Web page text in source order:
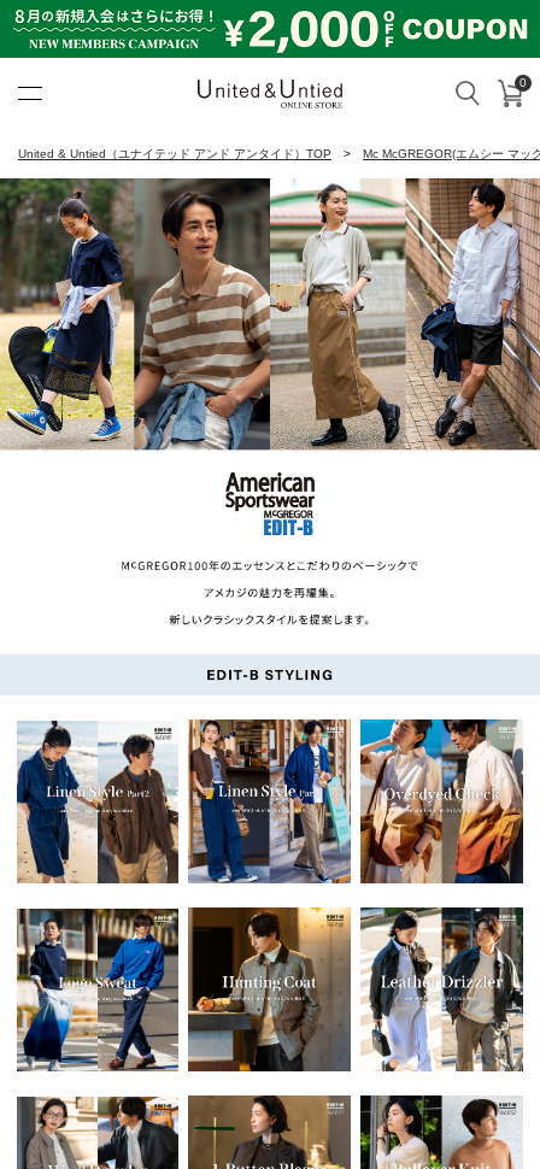
検索 カ
0
United & Untied（ユナイテッド アンド アンタイド）TOP Mc McGREGOR(エムシー マッ